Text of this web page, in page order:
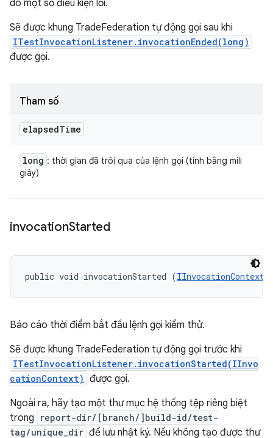
do một số điều kiện lỗi.
Sẽ được khung TradeFederation tự động gọi sau khi
ITestInvocationListener.invocationEnded(long)
được gọi.
Tham số
elapsedTime
long : thời gian đã trôi qua của lệnh gọi (tính bằng mili
giây)
invocationStarted
public void invocationStarted (IInvocationContext
Báo cáo thời điểm bắt đầu lệnh gọi kiểm thử.
Sẽ được khung TradeFederation tự động gọi trước khi
ITestInvocationListener.invocationStarted(IInvo
cationContext) được gọi.
Ngoài ra, hãy tạo một thư mục hệ thống tệp riêng biệt
trong
report-dir/[branch/]build-id/test-
tag/unique_dir để lưu nhật ký. Nếu không tạo được thư